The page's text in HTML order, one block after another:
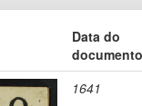
Data do
documento
1641